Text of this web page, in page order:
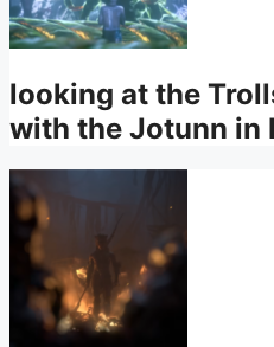
looking at the
with the Jotunn in